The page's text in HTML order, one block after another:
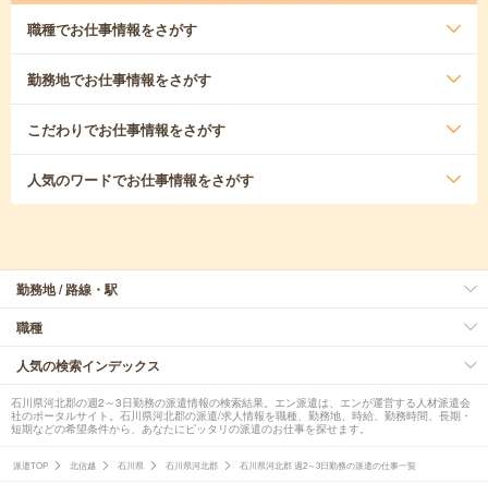
職種でお仕事情報をさがす
勤務地でお仕事情報をさがす
こだわりでお仕事情報をさがす
人気のワードでお仕事情報をさがす
勤務地 / 路線・駅
職種
人気の検索インデックス
石川県河北郡の週2～3日勤務の派遣情報の検索結果。エン派遣は、エンが運営する人材派遣会
社のポータルサイト。石川県河北郡の派遣/求人情報を職種、勤務地、時給、勤務時間、長期・
短期などの希望条件から、あなたにピッタリの派遣のお仕事を探せます。
派遣TOP 北信越 石川県 石川県河北郡 石川県河北郡 週2～3日勤務の派遣の仕事一覧